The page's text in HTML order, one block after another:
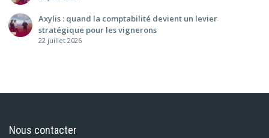
Axylis : quand la comptabilité devient un levier
stratégique pour les vignerons
22 juillet 2026
Nous contacter